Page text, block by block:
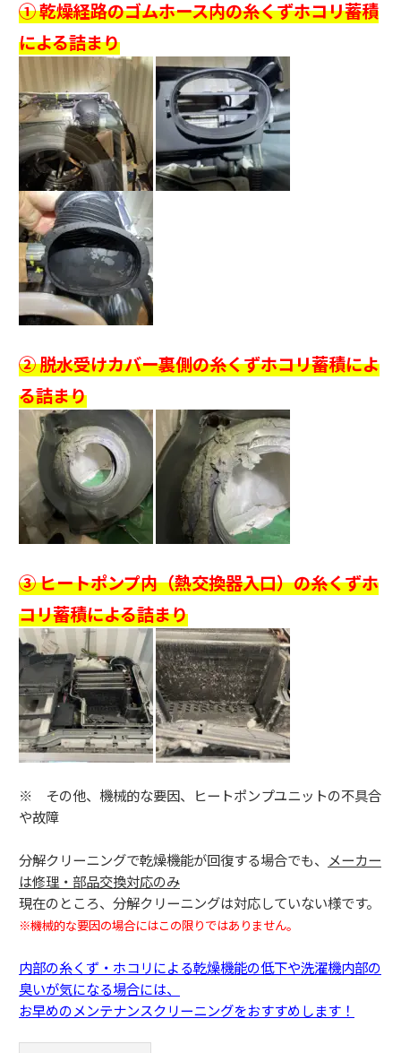
① 乾燥経路のゴムホース内の糸くずホコリ蓄積
による詰まり
② 脱水受けカバー裏側の糸くずホコリ蓄積によ
る詰まり
③ ヒートポンプ内（熱交換器入口）の糸くずホ
コリ蓄積による詰まり
※ その他、機械的な要因、ヒートポンプユニットの不具合
や故障
分解クリーニングで乾燥機能が回復する場合でも、
メーカー
は修理・部品交換対応のみ
現在のところ、分解クリーニングは対応していない様です。
※機械的な要因の場合にはこの限りではありません。
内部の糸くず・ホコリによる乾燥機能の低下や洗濯機内部の
臭いが気になる場合には、
お早めのメンテナンスクリーニングをおすすめします！